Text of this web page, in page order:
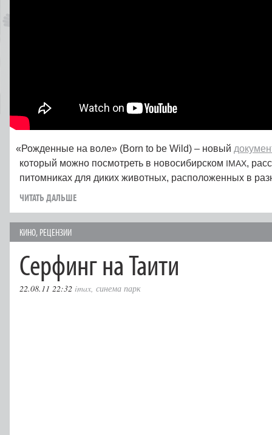
«Рожденные на воле» (Born to be Wild) – новый
который можно посмотреть в новосибирском IMAX,
питомниках для диких животных, расположенных в
ЧИТАТЬ ДАЛЬШЕ
КИНО, РЕЦЕНЗИИ
Серфинг на Таити
22.08.11 22:32 imax, синема парк